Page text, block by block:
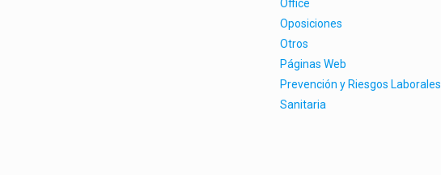
Office
Oposiciones
Otros
Páginas Web
Prevención y Riesgos Laborales
Sanitaria